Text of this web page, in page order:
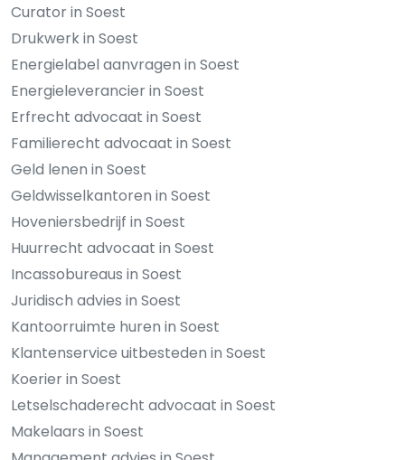
Curator in Soest
Drukwerk in Soest
Energielabel aanvragen in Soest
Energieleverancier in Soest
Erfrecht advocaat in Soest
Familierecht advocaat in Soest
Geld lenen in Soest
Geldwisselkantoren in Soest
Hoveniersbedrijf in Soest
Huurrecht advocaat in Soest
Incassobureaus in Soest
Juridisch advies in Soest
Kantoorruimte huren in Soest
Klantenservice uitbesteden in Soest
Koerier in Soest
Letselschaderecht advocaat in Soest
Makelaars in Soest